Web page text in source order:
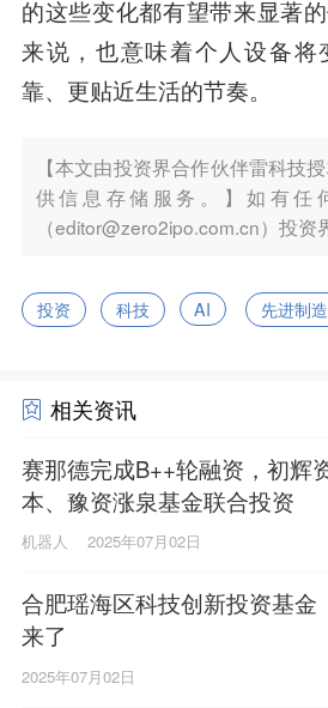
的这些变化都有望带来显著
来说，也意味着个人设备将
靠、更贴近生活的节奏。
【本文由投资界合作伙伴雷科技
供信息存储服务。】如有任
（editor@zero2ipo.com.cn）投资
投资 科技 AI 先进制
相关资讯
赛那德完成B++轮融资，初辉
本、豫资涨泉基金联合投资
机器人 2025年07月02日
合肥瑶海区科技创新投资基金
来了
2025年07月02日